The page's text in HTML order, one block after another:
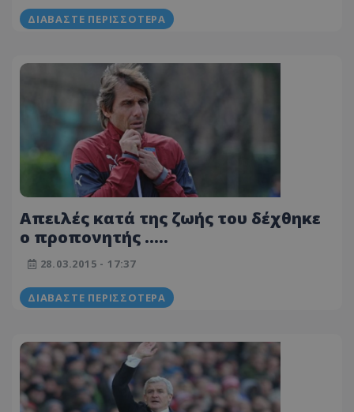
ΔΙΑΒΆΣΤΕ ΠΕΡΙΣΣΌΤΕΡΑ
Απειλές κατά της ζωής του δέχθηκε
ο προπονητής .....
28.03.2015 - 17:37
ΔΙΑΒΆΣΤΕ ΠΕΡΙΣΣΌΤΕΡΑ